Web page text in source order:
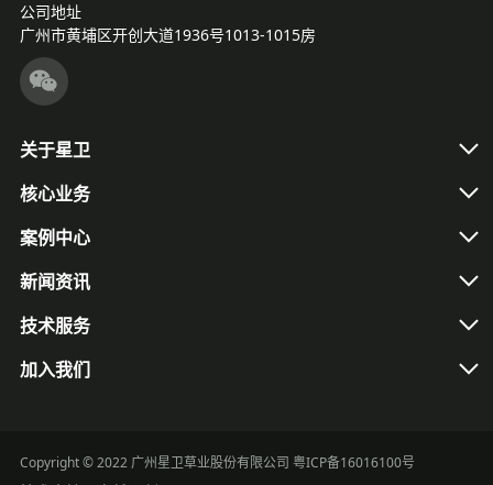
关于星卫
核心业务
案例中心
新闻资讯
技术服务
加入我们
公司地址
广州市黄埔区开创大道1936号1013-1015房
Copyright © 2022 广州星卫草业股份有限公司 粤ICP备16016100号